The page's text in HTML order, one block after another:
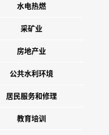
水电热燃
采矿业
房地产业
公共水利环境
居民服务和修理
教育培训